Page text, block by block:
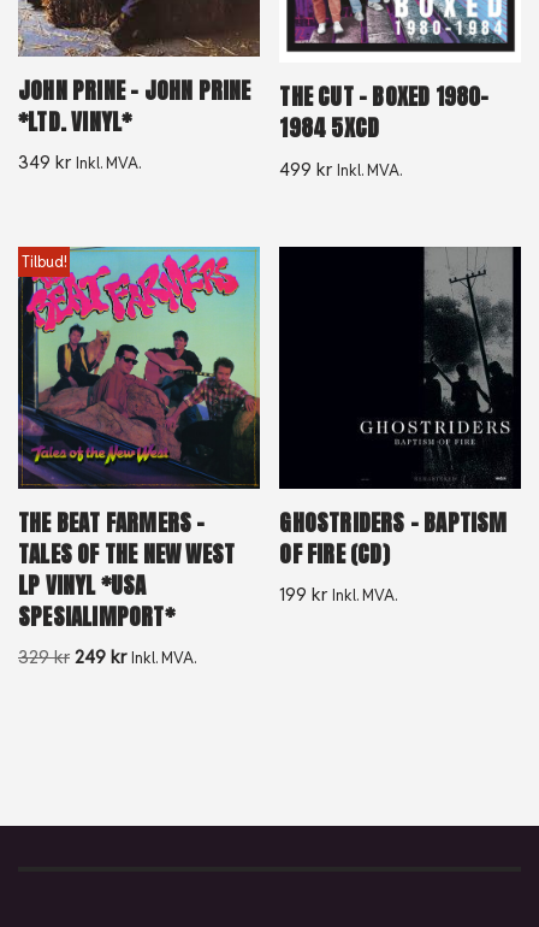
JOHN PRINE – JOHN PRINE
*LTD. VINYL*
349 kr Inkl. MVA.
THE CUT – BOXED 1980-
1984 5XCD
499kr Inkl. MVA.
Tilbud!
THE BEAT FARMERS –
TALES OF THE NEW WEST
LP VINYL *USA
SPESIALIMPORT*
329kr 249 kr Inkl. MVA.
GHOSTRIDERS – BAPTISM
OF FIRE (CD)
199kr Inkl. MVA.